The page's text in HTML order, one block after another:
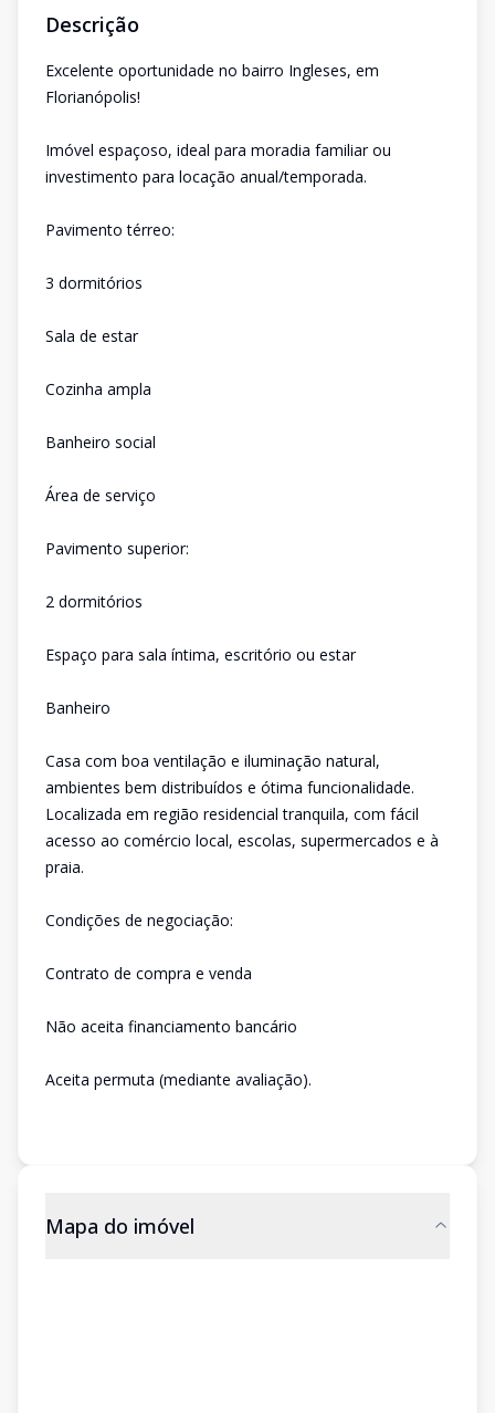
Descrição
Excelente oportunidade no bairro Ingleses, em
Florianópolis!
Imóvel espaçoso, ideal para moradia familiar ou
investimento para locação anual/temporada.
Pavimento térreo:
3 dormitórios
Sala de estar
Cozinha ampla
Banheiro social
Área de serviço
Pavimento superior:
2 dormitórios
Espaço para sala íntima, escritório ou estar
Banheiro
Casa com boa ventilação e iluminação natural,
ambientes bem distribuídos e ótima funcionalidade.
Localizada em região residencial tranquila, com fácil
acesso ao comércio local, escolas, supermercados e à
praia.
Condições de negociação:
Contrato de compra e venda
Não aceita financiamento bancário
Aceita permuta (mediante avaliação).
Mapa do imóvel